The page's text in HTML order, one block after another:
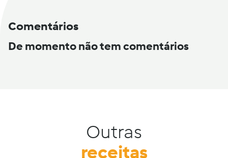
Comentários
De momento não tem comentários
Outras
receitas